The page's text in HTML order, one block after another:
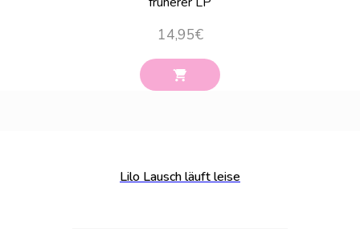
14,95€
Lilo Lausch läuft leise